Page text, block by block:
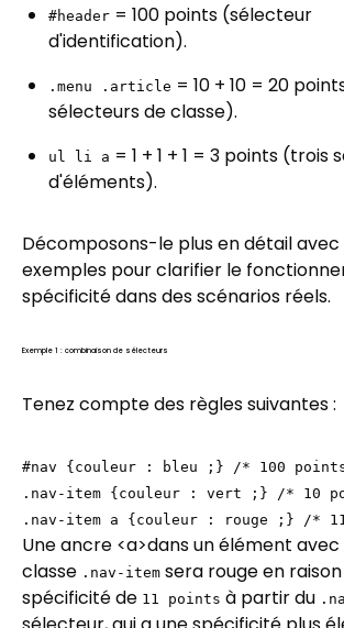
#header = 100 points (sélecteur
d'identification).
.menu .article = 10 + 10 = 20
sélecteurs de classe).
ul li a = 1 + 1 + 1 = 3 points (trois
d'éléments).
Décomposons-le plus en détail
exemples pour clarifier le
spécificité dans des scénarios réels.
Exemple 1 : combinaison de sélecteurs
Tenez compte des règles suivantes :
#nav {couleur : bleu ;} /* 100
.nav-item {couleur : vert ;} /* 10
.nav-item a {couleur : rouge ;} /*
Une ancre <a>dans un élément avec
classe .nav-item sera rouge en
spécificité de 11 points à partir du